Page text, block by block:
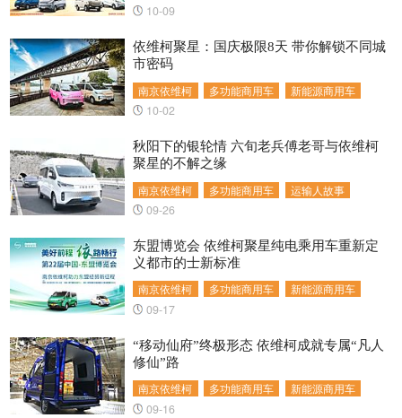
10-09
南京依维柯 多功能商用车 新能源商用车
依维柯聚星：国庆极限8天 带你解锁不同城
市密码
10-02
南京依维柯 多功能商用车 运输人故事
秋阳下的银轮情 六旬老兵傅老哥与依维柯
聚星的不解之缘
09-26
南京依维柯 多功能商用车 新能源商用车
东盟博览会 依维柯聚星纯电乘用车重新定
义都市的士新标准
09-17
南京依维柯 多功能商用车 新能源商用车
“移动仙府”终极形态 依维柯成就专属“凡人
修仙”路
09-16